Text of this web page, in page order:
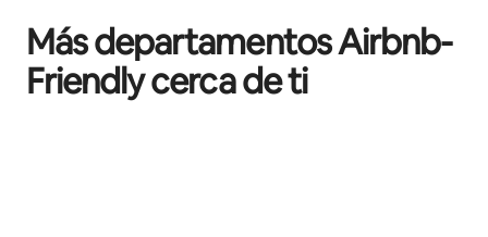
Más departamentos Airbnb-
Friendly cerca de ti